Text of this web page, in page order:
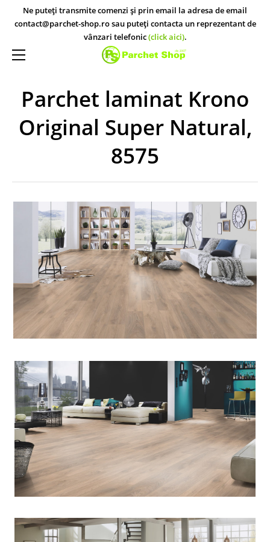
Ne puteți transmite comenzi și prin email la adresa de email
contact@parchet-shop.ro sau puteți contacta un reprezentant de
vânzari telefonic(click aici).
Parchet laminat Krono
Original Super Natural,
8575
ACASĂ
PARCHET STUDIO
PARCHET STUDIO KRONO ORIGINAL
PARCHET STUDIO KRONOTEX
MAGAZINE